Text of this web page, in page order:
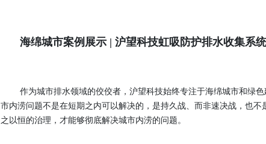
海绵城市案例展示 | 沪望科技虹吸防护排水收集系
作为城市排水领域的佼佼者，沪望科技始终专注于海绵城市和绿
市内涝问题不是在短期之内可以解决的，是持久战、而非速决战，也
之以恒的治理，才能够彻底解决城市内涝的问题。